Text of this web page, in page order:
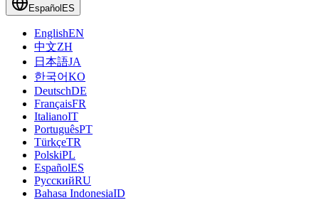
Español ES
EnglishEN
中文ZH
日本語JA
한국어KO
DeutschDE
FrançaisFR
ItalianoIT
PortuguêsPT
TürkçeTR
PolskiPL
EspañolES
РусскийRU
Bahasa IndonesiaID